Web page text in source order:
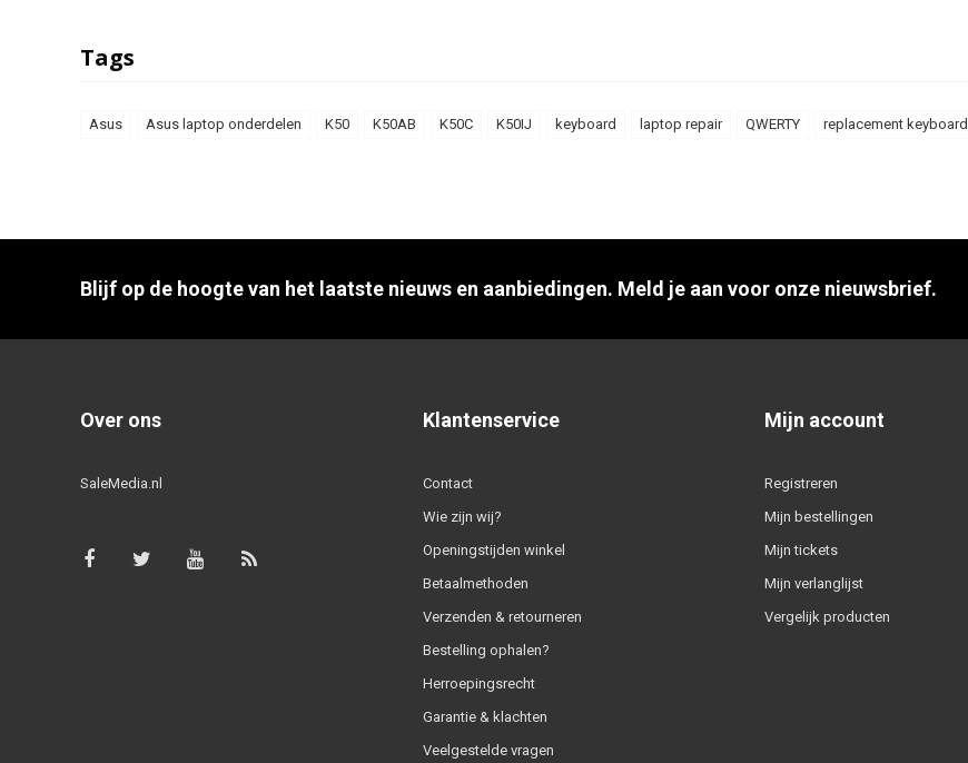
Tags
Asus Asus laptop onderdelen K50 K50AB K50C K50IJ keyboard laptop repair QWERTY replacement keyboard
Blijf op de hoogte van het laatste nieuws en aanbiedingen. Meld je aan voor onze nieuwsbrief.
Over ons
SaleMedia.nl
Klantenservice
Contact
Wie zijn wij?
Openingstijden winkel
Betaalmethoden
Verzenden & retourneren
Bestelling ophalen?
Herroepingsrecht
Garantie & klachten
Veelgestelde vragen
Mijn account
Registreren
Mijn bestellingen
Mijn tickets
Mijn verlanglijst
Vergelijk producten